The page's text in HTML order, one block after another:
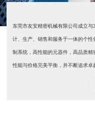
东莞市友安精密机械有限公司成立
计、生产、销售和服务于一体的个
制系统，高性能的元器件，高品质
性能与价格完美平衡，并不断追求